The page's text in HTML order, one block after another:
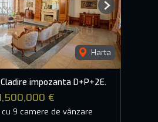
Harta
Next
impozanta D+P+2E.
€
cu 9 camere de vânzare